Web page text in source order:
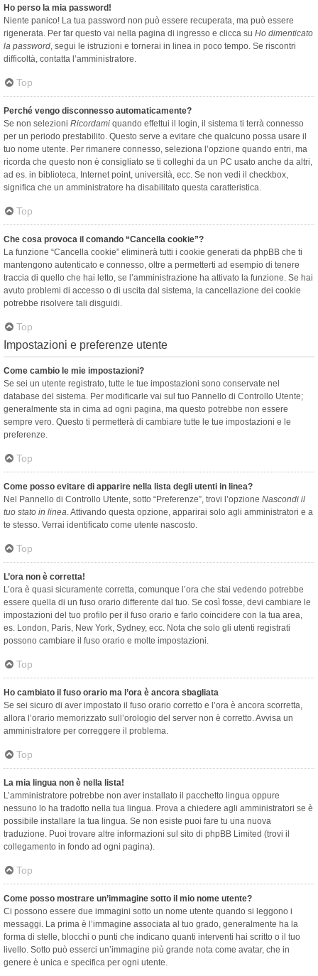
Ho perso la mia password!
Niente panico! La tua password non può essere recuperata, ma può essere
rigenerata. Per far questo vai nella pagina di ingresso e clicca su Ho dimenticato
la password, segui le istruzioni e tornerai in linea in poco tempo. Se riscontri
difficoltà, contatta l’amministratore.
Top
Perché vengo disconnesso automaticamente?
Se non selezioni Ricordami quando effettui il login, il sistema ti terrà connesso
per un periodo prestabilito. Questo serve a evitare che qualcuno possa usare il
tuo nome utente. Per rimanere connesso, seleziona l’opzione quando entri, ma
ricorda che questo non è consigliato se ti colleghi da un PC usato anche da altri,
ad es. in biblioteca, Internet point, università, ecc. Se non vedi il checkbox,
significa che un amministratore ha disabilitato questa caratteristica.
Top
Che cosa provoca il comando “Cancella cookie”?
La funzione “Cancella cookie” eliminerà tutti i cookie generati da phpBB che ti
mantengono autenticato e connesso, oltre a permetterti ad esempio di tenere
traccia di quello che hai letto, se l’amministrazione ha attivato la funzione. Se hai
avuto problemi di accesso o di uscita dal sistema, la cancellazione dei cookie
potrebbe risolvere tali disguidi.
Top
Impostazioni e preferenze utente
Come cambio le mie impostazioni?
Se sei un utente registrato, tutte le tue impostazioni sono conservate nel
database del sistema. Per modificarle vai sul tuo Pannello di Controllo Utente;
generalmente sta in cima ad ogni pagina, ma questo potrebbe non essere
sempre vero. Questo ti permetterà di cambiare tutte le tue impostazioni e le
preferenze.
Top
Come posso evitare di apparire nella lista degli utenti in linea?
Nel Pannello di Controllo Utente, sotto “Preferenze”, trovi l’opzione Nascondi il
tuo stato in linea. Attivando questa opzione, apparirai solo agli amministratori e a
te stesso. Verrai identificato come utente nascosto.
Top
L’ora non è corretta!
L’ora è quasi sicuramente corretta, comunque l’ora che stai vedendo potrebbe
essere quella di un fuso orario differente dal tuo. Se così fosse, devi cambiare le
impostazioni del tuo profilo per il fuso orario e farlo coincidere con la tua area,
es. London, Paris, New York, Sydney, ecc. Nota che solo gli utenti registrati
possono cambiare il fuso orario e molte impostazioni.
Top
Ho cambiato il fuso orario ma l’ora è ancora sbagliata
Se sei sicuro di aver impostato il fuso orario corretto e l’ora è ancora scorretta,
allora l’orario memorizzato sull’orologio del server non è corretto. Avvisa un
amministratore per correggere il problema.
Top
La mia lingua non è nella lista!
L’amministratore potrebbe non aver installato il pacchetto lingua oppure
nessuno lo ha tradotto nella tua lingua. Prova a chiedere agli amministratori se è
possibile installare la tua lingua. Se non esiste puoi fare tu una nuova
traduzione. Puoi trovare altre informazioni sul sito di phpBB Limited (trovi il
collegamento in fondo ad ogni pagina).
Top
Come posso mostrare un’immagine sotto il mio nome utente?
Ci possono essere due immagini sotto un nome utente quando si leggono i
messaggi. La prima è l’immagine associata al tuo grado, generalmente ha la
forma di stelle, blocchi o punti che indicano quanti interventi hai scritto o il tuo
livello. Sotto può esserci un’immagine più grande nota come avatar, che in
genere è unica e specifica per ogni utente.